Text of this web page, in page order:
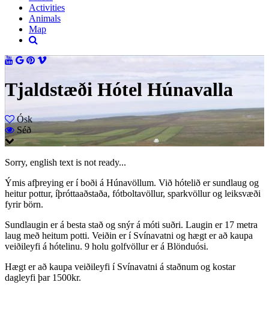
Activities
Animals
Map
Tjaldstæði Hótel Húnavalla
Ósk
Séð
Sorry, english text is not ready...
Ýmis afþreying er í boði á Húnavöllum. Við hótelið er sundlaug og
heitur pottur, íþróttaaðstaða, fótboltavöllur, sparkvöllur og leiksvæði
fyrir börn.
Sundlaugin er á besta stað og snýr á móti suðri. Laugin er 17 metra
laug með heitum potti. Veiðin er í Svínavatni og hægt er að kaupa
veiðileyfi á hótelinu. 9 holu golfvöllur er á Blönduósi.
Hægt er að kaupa veiðileyfi í Svínavatni á staðnum og kostar
dagleyfi þar 1500kr.